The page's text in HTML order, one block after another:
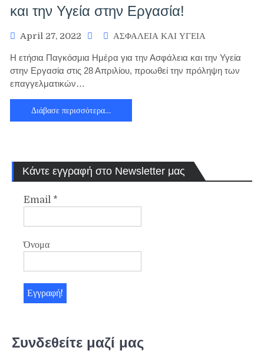
και την Υγεία στην Εργασία!
April 27, 2022 ΑΣΦΑΛΕΙΑ ΚΑΙ ΥΓΕΙΑ
Η ετήσια Παγκόσμια Ημέρα για την Ασφάλεια και την Υγεία
στην Εργασία στις 28 Απριλίου, προωθεί την πρόληψη των
επαγγελματικών…
Διάβασε περισσότερα…
Κάντε εγγραφή στο Newsletter μας
Email *
Όνομα
Συνδεθείτε μαζί μας